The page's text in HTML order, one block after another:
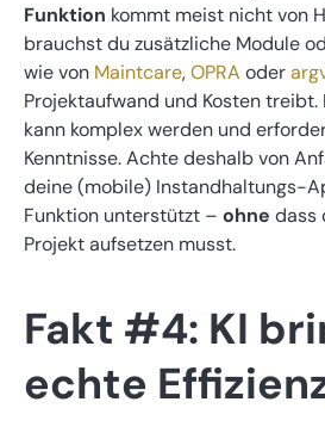
Funktion kommt meist nicht von
brauchst du zusätzliche Module
wie von Maintcare,OPRA oder
Projektaufwand und Kosten treibt.
kann komplex werden und
Kenntnisse. Achte deshalb von
deine (mobile) Instandhaltungs-
Funktion unterstützt – ohne dass
Projekt aufsetzen musst.
Fakt #4: KI
echte